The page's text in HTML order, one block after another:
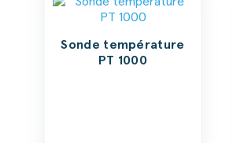
Sonde température
PT 1000